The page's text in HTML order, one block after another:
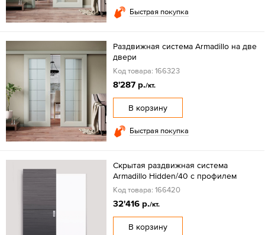
Быстрая покупка
Раздвижная система Armadillo на две
двери
Код товара: 166323
8'287 р./кт.
В корзину
Быстрая покупка
Скрытая раздвижная система
Armadillo Hidden/40 с профилем
Код товара: 166420
32'416 р./кт.
В корзину